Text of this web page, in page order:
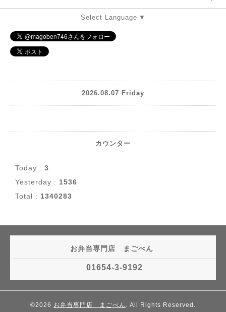
Select Language ▼
2026.08.07 Friday
カウンター
Today : 3
Yesterday : 1536
Total : 1340283
お弁当専門店 まごべん
01654-3-9192
©2026 お弁当専門店 まごべん . All Rights Reserved.